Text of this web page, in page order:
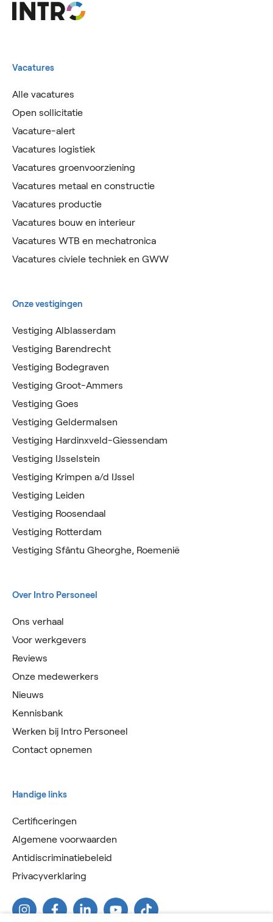
Vacatures
Alle vacatures
Open sollicitatie
Vacature-alert
Vacatures logistiek
Vacatures groenvoorziening
Vacatures metaal en constructie
Vacatures productie
Vacatures bouw en interieur
Vacatures WTB en mechatronica
Vacatures civiele techniek en GWW
Onze vestigingen
Vestiging Alblasserdam
Vestiging Barendrecht
Vestiging Bodegraven
Vestiging Groot-Ammers
Vestiging Goes
Vestiging Geldermalsen
Vestiging Hardinxveld-Giessendam
Vestiging IJsselstein
Vestiging Krimpen a/d IJssel
Vestiging Leiden
Vestiging Roosendaal
Vestiging Rotterdam
Vestiging Sfântu Gheorghe, Roemenië
Over Intro Personeel
Ons verhaal
Voor werkgevers
Reviews
Onze medewerkers
Nieuws
Kennisbank
Werken bij Intro Personeel
Contact opnemen
Handige links
Certificeringen
Algemene voorwaarden
Antidiscriminatiebeleid
Privacyverklaring